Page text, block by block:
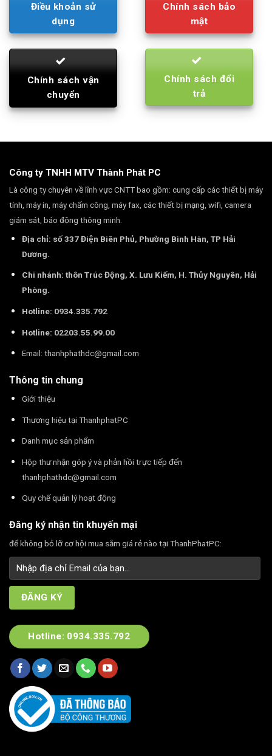
Điều khoản sử
dụng
Chính sách bảo
mật
Chính sách vận
chuyển
Chính sách đổi
trả
Công ty TNHH MTV Thành Phát PC
Là công ty chuyên về lĩnh vực CNTT bao gồm: cung cấp các thiết bị máy
tính, máy in, máy chấm công, máy fax, các thiết bị mạng, wifi, camera
giám sát, báo động thông minh.
Địa chỉ: số 337 Điện Biên Phủ, Phường Bình Hàn, TP Hải
Dương.
Chi nhánh: thôn Trúc Động, X. Lưu Kiếm, H. Thủy Nguyên, Hải
Phòng.
Hotline: 0934.335.792
Hotline: 02203.55.99.00
Email: thanhphathdc@gmail.com
Thông tin chung
Giới thiệu
Thương hiệu tại ThanhphatPC
Danh mục sản phẩm
Hộp thư nhận góp ý và phản hồi trực tiếp đến
thanhphathdc@gmail.com
Quy chế quản lý hoạt động
Đăng ký nhận tin khuyến mại
để không bỏ lỡ cơ hội mua sắm giá rẻ nào tại ThanhPhatPC:
Hotline: 0934.335.792